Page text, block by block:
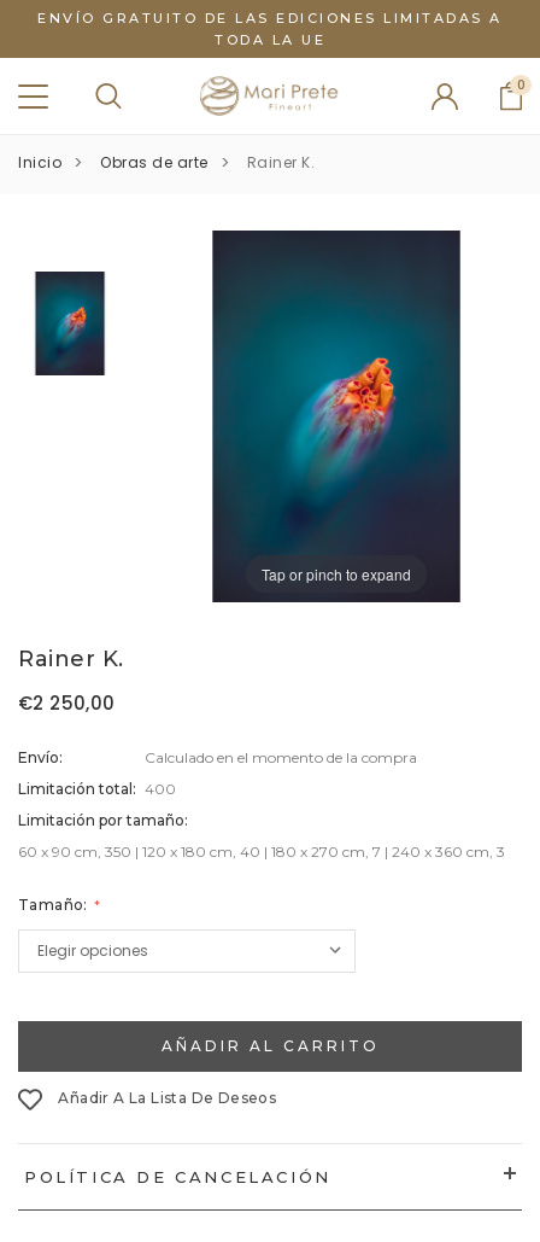
ENVÍO GRATUITO DE LAS EDICIONES LIMITADAS A
TODA LA UE
0
Inicio Obras de arte Rainer K.
Tap or pinch to expand
Rainer K.
€2 250,00
Envío:
Calculado en el momento de la compra
Limitación total: 400
Limitación por tamaño:
60 x 90 cm, 350 | 120 x 180 cm, 40 | 180 x 270 cm, 7 | 240 x 360 cm, 3
Tamaño:
Añadir A La Lista De Deseos
POLÍTICA DE CANCELACIÓN